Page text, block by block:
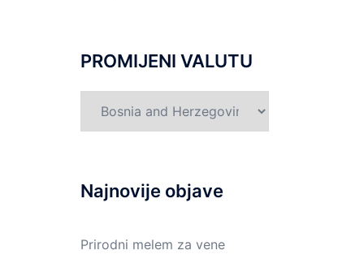
PROMIJENI VALUTU
Najnovije objave
Prirodni melem za vene